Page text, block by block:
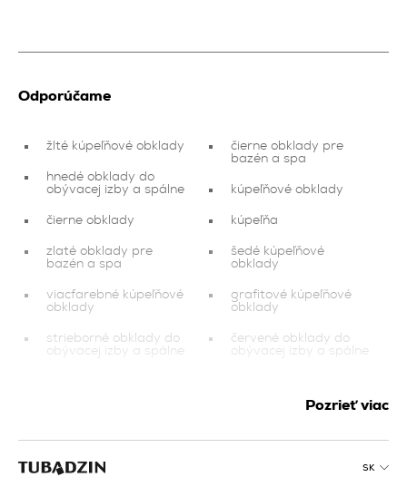
Odporúčame
žlté kúpeľňové obklady
hnedé obklady do
obývacej izby a spálne
čierne obklady
zlaté obklady pre
bazén a spa
viacfarebné kúpeľňové
obklady
strieborné obklady do
obývacej izby a spálne
obklady
biele kúpeľňové
čierne obklady pre
bazén a spa
kúpeľňové obklady
kúpeľňa
šedé kúpeľňové
obklady
grafitové kúpeľňové
obklady
červené obklady do
obývacej izby a spálne
medené obklady doPozrieť viac
SK